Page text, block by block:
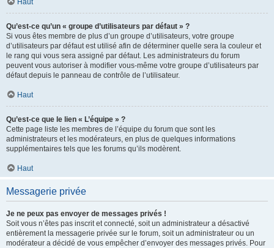
Haut
Qu’est-ce qu’un « groupe d’utilisateurs par défaut » ?
Si vous êtes membre de plus d’un groupe d’utilisateurs, votre groupe
d’utilisateurs par défaut est utilisé afin de déterminer quelle sera la couleur et
le rang qui vous sera assigné par défaut. Les administrateurs du forum
peuvent vous autoriser à modifier vous-même votre groupe d’utilisateurs par
défaut depuis le panneau de contrôle de l’utilisateur.
Haut
Qu’est-ce que le lien « L’équipe » ?
Cette page liste les membres de l’équipe du forum que sont les
administrateurs et les modérateurs, en plus de quelques informations
supplémentaires tels que les forums qu’ils modèrent.
Haut
Messagerie privée
Je ne peux pas envoyer de messages privés !
Soit vous n’êtes pas inscrit et connecté, soit un administrateur a désactivé
entièrement la messagerie privée sur le forum, soit un administrateur ou un
modérateur a décidé de vous empêcher d’envoyer des messages privés. Pour